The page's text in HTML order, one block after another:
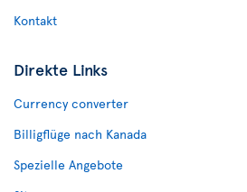
Kontakt
Direkte Links
Currency converter
Billigflüge nach Kanada
Spezielle Angebote